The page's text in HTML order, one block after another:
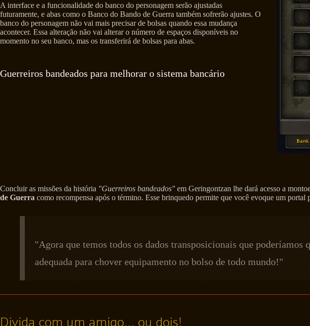
A interface e a funcionalidade do banco do personagem serão ajustadas
futuramente, e abas como o Banco do Bando de Guerra também sofrerão ajustes. O
banco do personagem não vai mais precisar de bolsas quando essa mudança
acontecer. Essa alteração não vai alterar o número de espaços disponíveis no
momento no seu banco, mas os transferirá de bolsas para abas.
Guerreiros bandeados para melhorar o sistema bancário
Concluir as missões da história "Guerreiros bandeados" em Geringontzan lhe dará acesso a
de Guerra como recompensa após o término. Esse brinquedo permite que você evoque um
"Agora que temos todos os dados transposicionais que
adequada para chover equipamento no bolso de todo mundo!"
Divida com um amigo... ou dois!